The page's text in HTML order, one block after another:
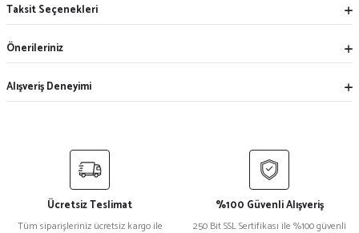
Taksit Seçenekleri
Önerileriniz
Alışveriş Deneyimi
Ücretsiz Teslimat
Tüm siparişleriniz ücretsiz kargo ile
%100 Güvenli Alışveriş
250 Bit SSL Sertifikası ile %100 güvenli